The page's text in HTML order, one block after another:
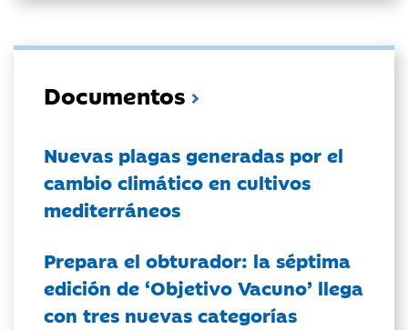
Documentos
Nuevas plagas generadas por el
cambio climático en cultivos
mediterráneos
Prepara el obturador: la séptima
edición de ‘Objetivo Vacuno’ llega
con tres nuevas categorías